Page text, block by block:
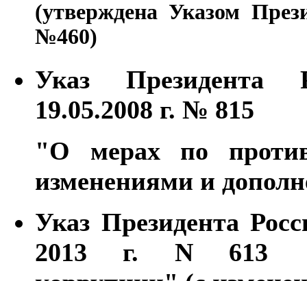
(утверждена Указом
№460)
Указ Президента
19.05.2008 г. № 815
"О мерах по
изменениями и
Указ Президента
2013 г. N 613